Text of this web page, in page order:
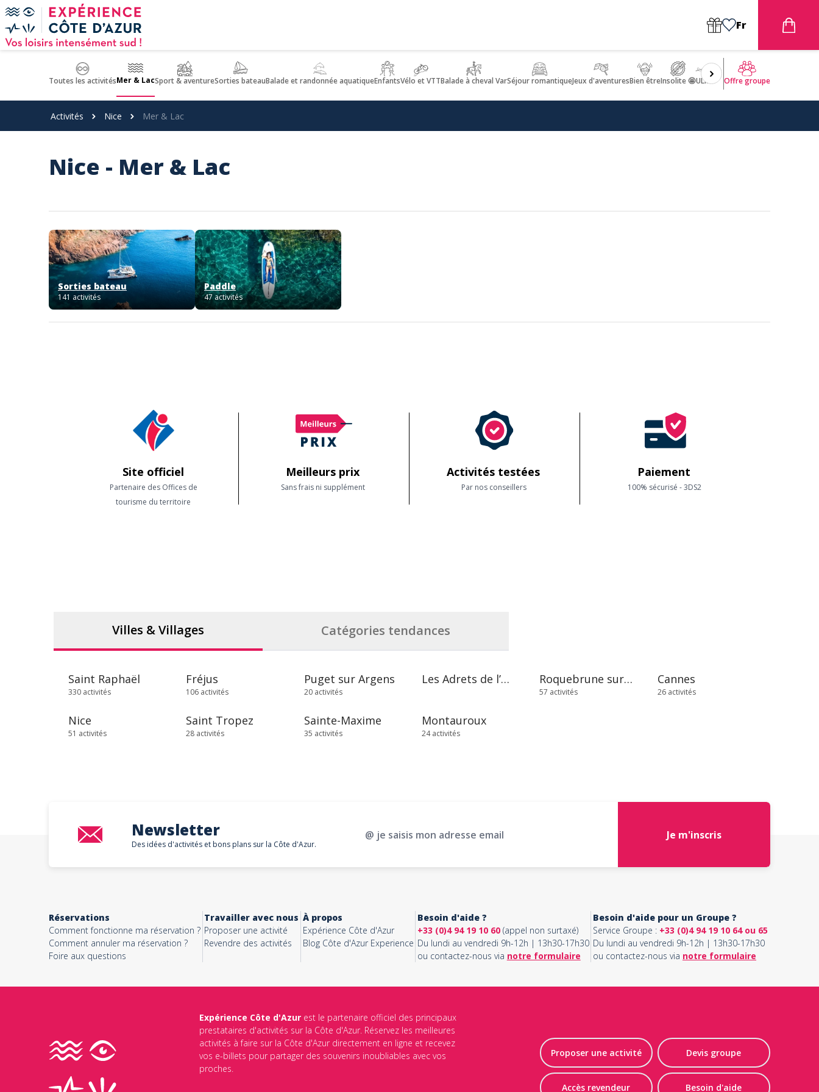
Panneau de gestion des cookies
Fr
Toutes les activitésMer & LacSport & aventureSorties bateauBalade et randonnée aquatiqueEnfantsVélo et VTTBalade à cheval VarSéjour romantiqueJeux d'aventuresBien êtreInsolite 🤩ULM Offre groupe
Activités Nice Mer & Lac
Nice - Mer & Lac
Sorties bateau
141 activités
Paddle
47 activités
Site officiel
Partenaire des Offices de
tourisme du territoire
Meilleurs prix
Sans frais ni supplément
Activités testées
Par nos conseillers
Paiement
100% sécurisé - 3DS2
Villes & Villages Catégories tendances
Saint Raphaël
330 activités
Fréjus
106 activités
Puget sur Argens
20 activités
Les Adrets de l’Estérel Roquebrune sur Argens
57 activités
Cannes
26 activités
Nice
51 activités
Saint Tropez
28 activités
Sainte-Maxime
35 activités
Montauroux
24 activités
Newsletter
Des idées d'activités et bons plans sur la Côte d'Azur.
@ je saisis mon adresse email Je m'inscris
Réservations
Comment fonctionne ma réservation ?
Comment annuler ma réservation ?
Foire aux questions
Travailler avec nous
Proposer une activité
Revendre des activités
À propos
Expérience Côte d'Azur
Blog Côte d'Azur Experience
Besoin d'aide ?
+33 (0)4 94 19 10 60(appel non surtaxé)
Du lundi au vendredi 9h-12h | 13h30-17h30
ou contactez-nous via notre formulaire
Besoin d'aide pour un Groupe ?
Service Groupe : +33 (0)4 94 19 10 64 ou 65
Du lundi au vendredi 9h-12h | 13h30-17h30
ou contactez-nous via notre formulaire
Expérience Côte d'Azurest le partenaire officiel des principaux
prestataires d'activités sur la Côte d'Azur. Réservez les meilleures
activités à faire sur la Côte d'Azur directement en ligne et recevez
vos e-billets pour partager des souvenirs inoubliables avec vos
proches.
Proposer une activité Devis groupe
Accès revendeur Besoin d'aide